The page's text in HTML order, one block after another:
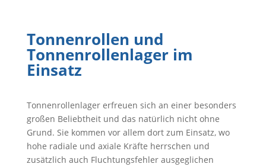
Tonnenrollen und
Tonnenrollenlager im
Einsatz
Tonnenrollenlager erfreuen sich an einer besonders
großen Beliebtheit und das natürlich nicht ohne
Grund. Sie kommen vor allem dort zum Einsatz, wo
hohe radiale und axiale Kräfte herrschen und
zusätzlich auch Fluchtungsfehler ausgeglichen